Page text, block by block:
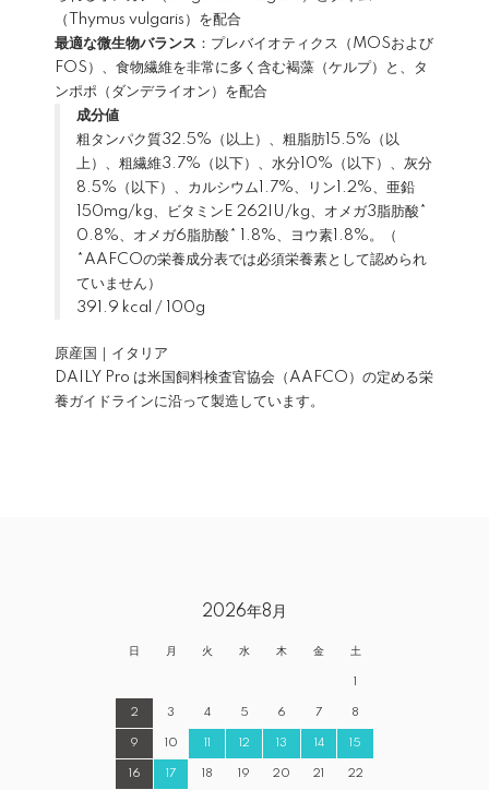
（Thymus vulgaris）を配合
最適な微生物バランス ：プレバイオティクス（MOSおよび
FOS）、食物繊維を非常に多く含む褐藻（ケルプ）と、タ
ンポポ（ダンデライオン）を配合
成分値
粗タンパク質32.5%（以上）、粗脂肪15.5%（以
上）、粗繊維3.7%（以下）、水分10%（以下）、灰分
8.5%（以下）、カルシウム1.7%、リン1.2%、亜鉛
150mg/kg、ビタミンE 262IU/kg、オメガ3脂肪酸*
0.8%、オメガ6脂肪酸* 1.8%、ヨウ素1.8%。（
*AAFCOの栄養成分表では必須栄養素として認められ
ていません）
391.9 kcal / 100g
原産国｜イタリア
DAILY Pro は米国飼料検査官協会（AAFCO）の定める栄
養ガイドラインに沿って製造しています。
2026年8月
日 月 火 水 木 金 土
1
2 3 4 5 6 7 8
9 10 11 12 13 14 15
16 17 18 19 20 21 22